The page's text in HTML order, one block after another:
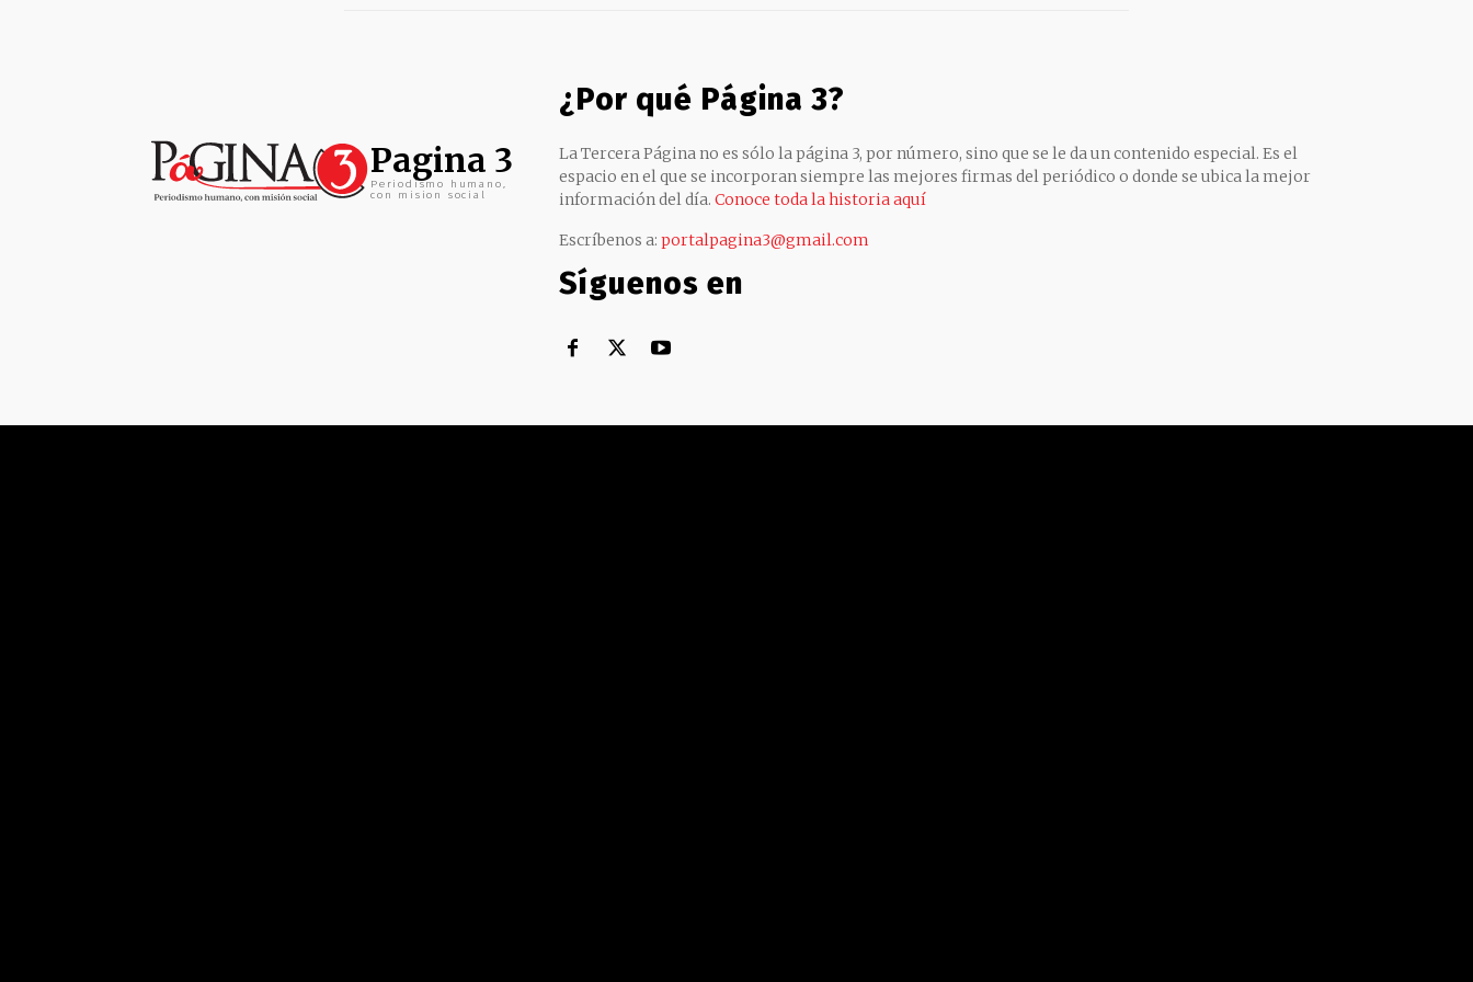
Pagina 3
Periodismo humano,
con mision social
¿Por qué Página 3?
La Tercera Página no es sólo la página 3, por número, sino que se le da un contenido especial. Es el
espacio en el que se incorporan siempre las mejores firmas del periódico o donde se ubica la mejor
información del día. Conoce toda la historia aquí
Escríbenos a: portalpagina3@gmail.com
Síguenos en